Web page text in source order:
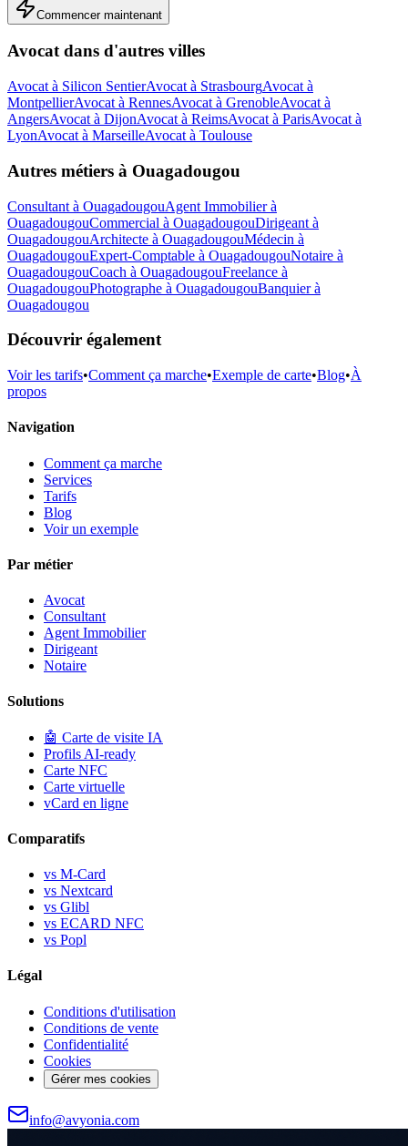
Commencer maintenant
Avocatdans d'autres villes
Avocat à Silicon SentierAvocat à StrasbourgAvocat à
MontpellierAvocat à RennesAvocat à GrenobleAvocat à
AngersAvocat à DijonAvocat à ReimsAvocat à ParisAvocat à
LyonAvocat à MarseilleAvocat à Toulouse
Autres métiers à Ouagadougou
Consultant à OuagadougouAgent Immobilierà
OuagadougouCommercial à OuagadougouDirigeant à
OuagadougouArchitecte à OuagadougouMédecin à
OuagadougouExpert-Comptable à OuagadougouNotaire à
OuagadougouCoach à OuagadougouFreelance à
OuagadougouPhotographe à OuagadougouBanquierà
Ouagadougou
Découvrir également
Voir les tarifs•Comment ça marche•Exemple de carte•Blog•À
propos
Navigation
Comment ça marche
Services
Tarifs
Blog
Voir un exemple
Par métier
Avocat
Consultant
Agent Immobilier
Dirigeant
Notaire
Solutions
🤖 Carte de visite IA
Profils AI-ready
Carte NFC
Carte virtuelle
vCard en ligne
Comparatifs
vs M-Card
vs Nextcard
vs Glibl
vs ECARD NFC
vs Popl
Légal
Conditions d'utilisation
Conditions de vente
Confidentialité
Cookies
Gérer mes cookies
info@avyonia.com